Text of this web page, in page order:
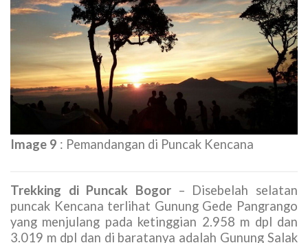
Untuk ketiga kali, akhirnya kami berlima sampai di
puncak Kencana pada hari kedua di subuh hari
sekitar jam 05.00 setelah menginap di puncak
Karvak setelah skenario awal akan menginap di
Puncak Gn. Gedongan itu tidak terjadi, karena
untuk mencapai puncak Kencana di subuh hari
idealnya berkemah di Puncak Karvak atau Geger
Gunung Gede Pagrango dan Gn. Salak